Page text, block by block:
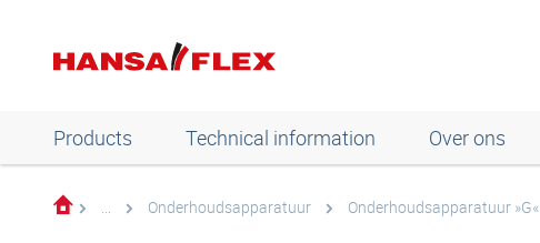
Products Technical information Over ons
... Onderhoudsapparatuur Onderhoudsapparatuur »G«